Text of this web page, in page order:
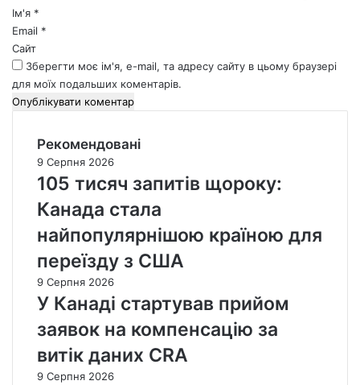
*Ім'я *
Email *
Сайт
Зберегти моє ім'я, e-mail, та адресу сайту в цьому браузері
для моїх подальших коментарів.
Рекомендовані
9 Серпня 2026
105 тисяч запитів щороку:
Канада стала
найпопулярнішою країною для
переїзду з США
9 Серпня 2026
У Канаді стартував прийом
заявок на компенсацію за
витік даних CRA
9 Серпня 2026